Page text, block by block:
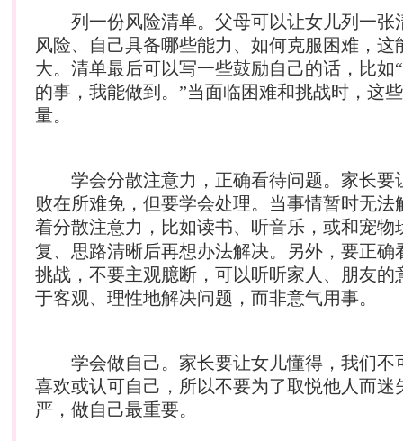
列一份风险清单。父母可以让女儿列一张
风险、自己具备哪些能力、如何克服困难，这
大。清单最后可以写一些鼓励自己的话，比如
的事，我能做到。”当面临困难和挑战时，这
量。
学会分散注意力，正确看待问题。家长要
败在所难免，但要学会处理。当事情暂时无法
着分散注意力，比如读书、听音乐，或和宠物
复、思路清晰后再想办法解决。另外，要正确
挑战，不要主观臆断，可以听听家人、朋友的
于客观、理性地解决问题，而非意气用事。
学会做自己。家长要让女儿懂得，我们不
喜欢或认可自己，所以不要为了取悦他人而迷
严，做自己最重要。